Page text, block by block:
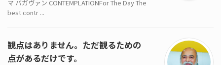
マ バガヴァン CONTEMPLATIONFor The Day The
best contr ...
観点はありません。ただ観るための
点があるだけです。